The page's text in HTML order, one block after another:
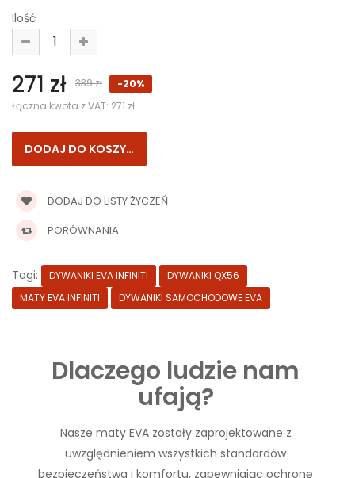
Ilość
271 zł 339 zł
-20%
Łączna kwota z VAT: 271 zł
DODAJ DO LISTY ŻYCZEŃ
PORÓWNANIA
Tagi: DYWANIKI EVA INFINITI
DYWANIKI QX56
MATY EVA INFINITI
DYWANIKI SAMOCHODOWE EVA
Dlaczego ludzie nam
ufają?
Nasze maty EVA zostały zaprojektowane z
uwzględnieniem wszystkich standardów
bezpieczeństwa i komfortu, zapewniając ochronę